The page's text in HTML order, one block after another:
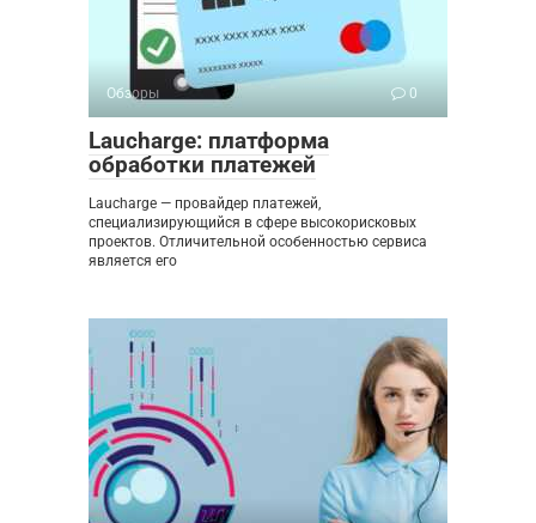
Обзоры 0
Laucharge: платформа
обработки платежей
Laucharge — провайдер платежей,
специализирующийся в сфере высокорисковых
проектов. Отличительной особенностью сервиса
является его